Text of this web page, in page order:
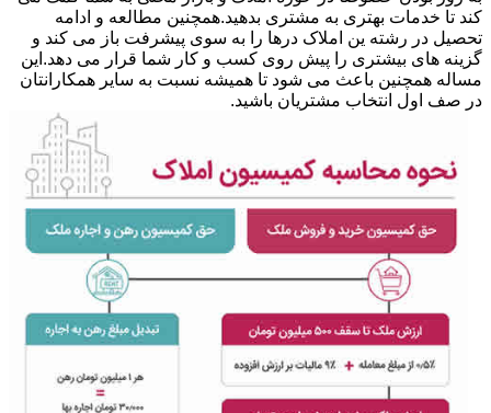
کند تا خدمات بهتری به مشتری بدهید.همچنین مطالعه و ادامه
تحصیل در رشته ین املاک درها را به سوی پیشرفت باز می کند و
گزینه های بیشتری را پیش روی کسب و کار شما قرار می دهد.این
مساله همچنین باعث می شود تا همیشه نسبت به سایر همکارانتان
در صف اول انتخاب مشتریان باشید.